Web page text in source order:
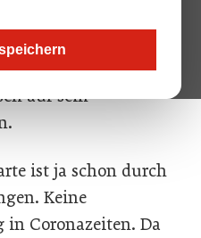
hilfreich
eine Speisekarte,
auf sein
ist ja schon durch
Keine
in Coronazeiten. Da